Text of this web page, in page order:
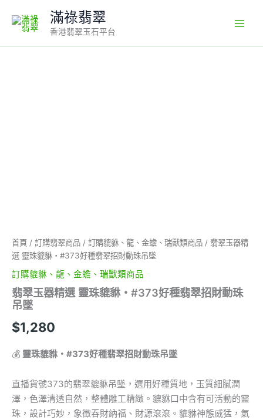
content
滿祿翡翠
香港翡翠玉石平台
首頁 / 訂購翡翠商品 / 訂購貔貅、龍、金蟾、瑞獸類商品 / 翡翠玉器精
選 靈珠貔貅・#373好種翡翠招財動珠吊墜
訂購貔貅、龍、金蟾、瑞獸類商品
翡翠玉器精選 靈珠貔貅・#373好種翡翠招財動珠
吊墜
$1,280
💰 靈珠貔貅・#373好種翡翠招財動珠吊墜
直播貨號373的翡翠貔貅吊墜，選用好種質地，玉質細膩潤
澤，色澤清透自然，整體雕工精緻。貔貅口中含有可活動的靈
珠，設計巧妙，象徵吞財納福、財源滾滾。貔貅神態威猛，氣
招
財
動
珠
吊
墜
量